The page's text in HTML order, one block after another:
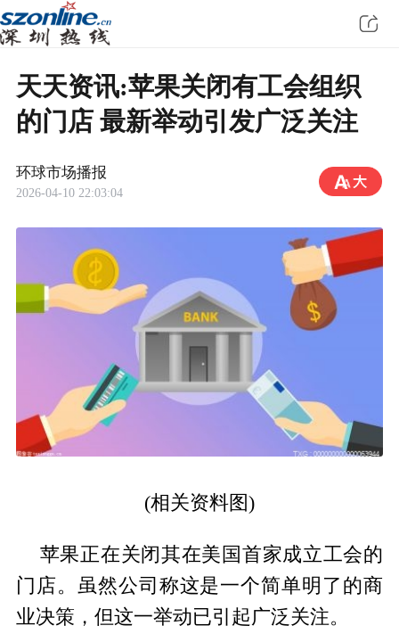
天天资讯:苹果关闭有工会组织
的门店 最新举动引发广泛关注
环球市场播报
2026-04-10 22:03:04
(相关资料图)
苹果正在关闭其在美国首家成立工会的
门店。虽然公司称这是一个简单明了的商
业决策，但这一举动已引起广泛关注。